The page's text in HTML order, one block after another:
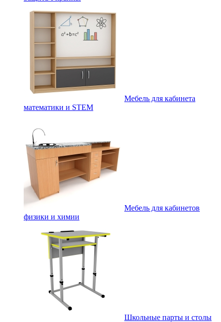
Мебель для кабинета
математики и STEM
Мебель для кабинетов
физики и химии
Школьные парты и столы